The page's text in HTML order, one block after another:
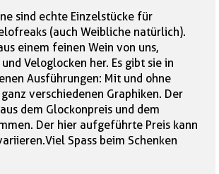
sind echte Einzelstücke für
(auch Weibliche natürlich).
einem feinen Wein von uns,
Veloglocken her. Es gibt sie in
Ausführungen: Mit und ohne
verschiedenen Graphiken. Der
dem Glockonpreis und dem
Der hier aufgeführte Preis kann
Spass beim Schenken